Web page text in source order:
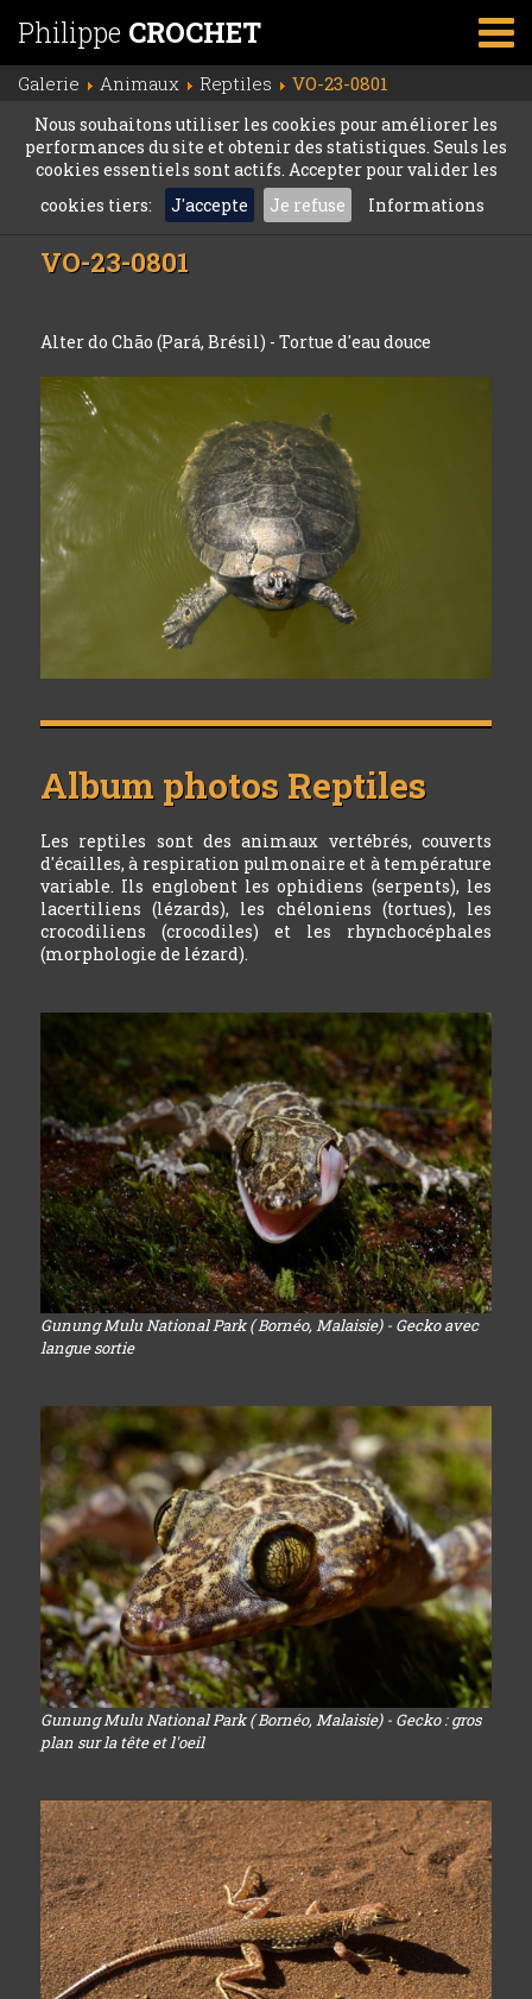
Philippe CROCHET
Galerie Animaux Reptiles VO-23-0801
Nous souhaitons utiliser les cookies pour améliorer les
performances du site et obtenir des statistiques. Seuls les
cookies essentiels sont actifs. Accepter pour valider les
cookies tiers:
J'accepte Je refuse Informations
VO-23-0801
Alter do Chão (Pará, Brésil) - Tortue d'eau douce
Album photos Reptiles
Les reptiles sont des animaux vertébrés, couverts
d'écailles, à respiration pulmonaire et à température
variable. Ils englobent les ophidiens (serpents), les
lacertiliens (lézards), les chéloniens (tortues), les
crocodiliens (crocodiles) et les rhynchocéphales
(morphologie de lézard).
Gunung Mulu National Park ( Bornéo, Malaisie) - Gecko avec
langue sortie
Gunung Mulu National Park ( Bornéo, Malaisie) - Gecko : gros
plan sur la tête et l'oeil